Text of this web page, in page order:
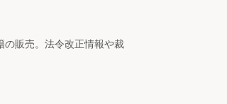
の販売。法令改正情報や裁